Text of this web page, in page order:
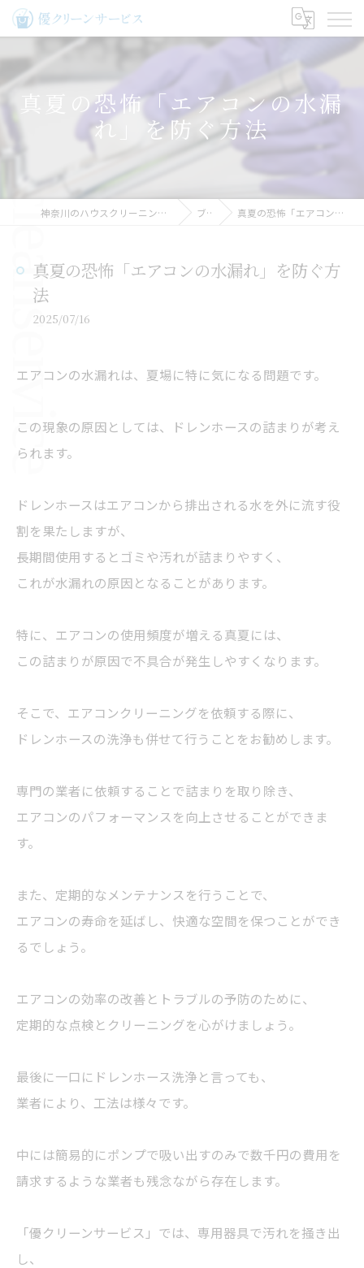
真夏の恐怖「エアコンの水漏
れ」を防ぐ方法
神奈川のハウスクリーニングなら優クリーンサービス ブログ 真夏の恐怖「エアコンの水漏れ」を防ぐ方法
真夏の恐怖「エアコンの水漏れ」を防ぐ方
法
2025/07/16
エアコンの水漏れは、夏場に特に気になる問題です。
この現象の原因としては、ドレンホースの詰まりが考え
られます。
ドレンホースはエアコンから排出される水を外に流す役
割を果たしますが、
長期間使用するとゴミや汚れが詰まりやすく、
これが水漏れの原因となることがあります。
特に、エアコンの使用頻度が増える真夏には、
この詰まりが原因で不具合が発生しやすくなります。
そこで、エアコンクリーニングを依頼する際に、
ドレンホースの洗浄も併せて行うことをお勧めします。
専門の業者に依頼することで詰まりを取り除き、
エアコンのパフォーマンスを向上させることができま
す。
また、定期的なメンテナンスを行うことで、
エアコンの寿命を延ばし、快適な空間を保つことができ
るでしょう。
エアコンの効率の改善とトラブルの予防のために、
定期的な点検とクリーニングを心がけましょう。
最後に一口にドレンホース洗浄と言っても、
業者により、工法は様々です。
中には簡易的にポンプで吸い出すのみで数千円の費用を
請求するような業者も残念ながら存在します。
「優クリーンサービス」では、専用器具で汚れを掻き出
し、